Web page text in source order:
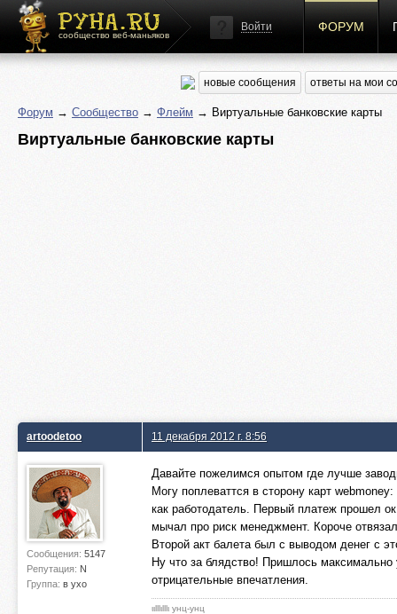
сообщество веб-маньяков
Войти ФОРУМ
новые сообщения ответы на мои
Форум → Сообщество → Флейм → Виртуальные банковские карты
Виртуальные банковские карты
artoodetoo
Сообщения: 5147
Репутация: N
Группа: в ухо
11 декабря 2012 г. 8:56
Давайте пожелимся опытом где лучше
Могу поплеваттся в сторону карт
как работодатель. Первый платеж прошел
мычал про риск менеджмент. Короче
Второй акт балета был с выводом денег с
Ну что за блядство! Пришлось
отрицательные впечатления.
ιιlllιlllι унц-унц